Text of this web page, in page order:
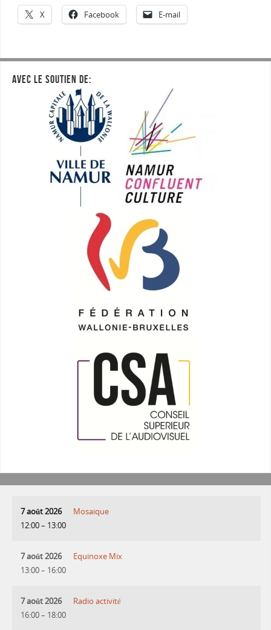
X Facebook E-mail
AVEC LE SOUTIEN DE:
7 août 2026
12:00– 13:00
Mosaique
7 août 2026
13:00– 16:00
Equinoxe Mix
7 août 2026
16:00– 18:00
Radio activité